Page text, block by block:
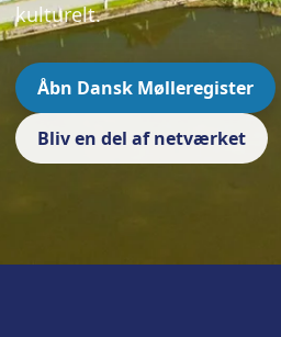
kulturelt.
Åbn Dansk Mølleregister
Bliv en del af netværket